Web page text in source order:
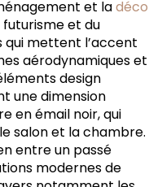
et ladéco
futurisme et du
qui mettent l’accent
aérodynamiques et
design
une dimension
en émail noir, qui
salon et la chambre.
entre un passé
modernes de